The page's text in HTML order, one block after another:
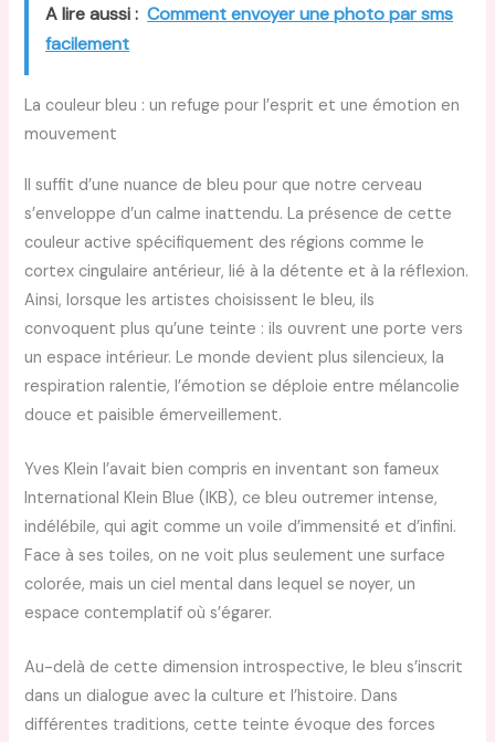
A lire aussi : Comment envoyer une photo par sms
facilement
La couleur bleu : un refuge pour l’esprit et une émotion en
mouvement
Il suffit d’une nuance de bleu pour que notre cerveau
s’enveloppe d’un calme inattendu. La présence de cette
couleur active spécifiquement des régions comme le
cortex cingulaire antérieur, lié à la détente et à la réflexion.
Ainsi, lorsque les artistes choisissent le bleu, ils
convoquent plus qu’une teinte : ils ouvrent une porte vers
un espace intérieur. Le monde devient plus silencieux, la
respiration ralentie, l’émotion se déploie entre mélancolie
douce et paisible émerveillement.
Yves Klein l’avait bien compris en inventant son fameux
International Klein Blue (IKB), ce bleu outremer intense,
indélébile, qui agit comme un voile d’immensité et d’infini.
Face à ses toiles, on ne voit plus seulement une surface
colorée, mais un ciel mental dans lequel se noyer, un
espace contemplatif où s’égarer.
Au-delà de cette dimension introspective, le bleu s’inscrit
dans un dialogue avec la culture et l’histoire. Dans
différentes traditions, cette teinte évoque des forces